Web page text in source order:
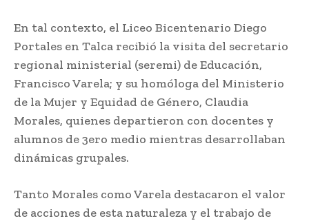
En tal contexto, el Liceo Bicentenario Diego
Portales en Talca recibió la visita del secretario
regional ministerial (seremi) de Educación,
Francisco Varela; y su homóloga del Ministerio
de la Mujer y Equidad de Género, Claudia
Morales, quienes departieron con docentes y
alumnos de 3ero medio mientras desarrollaban
dinámicas grupales.
Tanto Morales como Varela destacaron el valor
de acciones de esta naturaleza y el trabajo de